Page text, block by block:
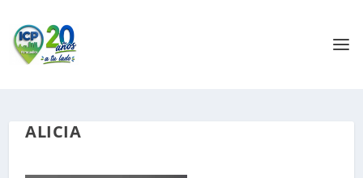
ALICIA